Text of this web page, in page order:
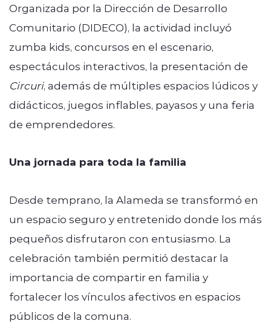
Organizada por la Dirección de Desarrollo
Comunitario (DIDECO), la actividad incluyó
zumba kids, concursos en el escenario,
espectáculos interactivos, la presentación de
Circuri, además de múltiples espacios lúdicos y
didácticos, juegos inflables, payasos y una feria
de emprendedores.
Una jornada para toda la familia
Desde temprano, la Alameda se transformó en
un espacio seguro y entretenido donde los más
pequeños disfrutaron con entusiasmo. La
celebración también permitió destacar la
importancia de compartir en familia y
fortalecer los vínculos afectivos en espacios
públicos de la comuna.